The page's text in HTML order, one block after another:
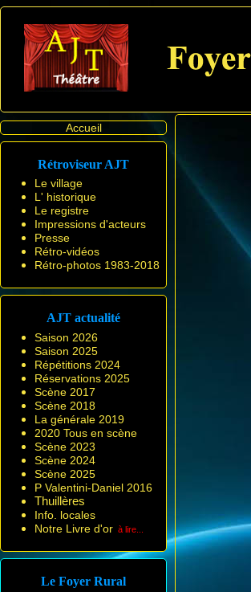
Accueil
Rétroviseur AJT
Le village
L' historique
Le registre
Impressions d'acteurs
Presse
Rétro-vidéos
Rétro-photos 1983-2018
AJT actualité
Saison 2026
Saison 2025
Répétitions 2024
Réservations 2025
Scène 2017
Scène 2018
La générale 2019
2020 Tous en scène
Scène 2023
Scène 2024
Scène 2025
P Valentini-Daniel 2016
Thuillères
Info. locales
Notre Livre d'or à lire...
Le Foyer Rural